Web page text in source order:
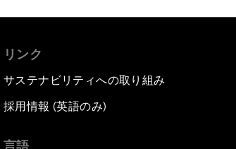
リンク
サステナビリティへの取り組み
採用情報 (英語のみ)
言語